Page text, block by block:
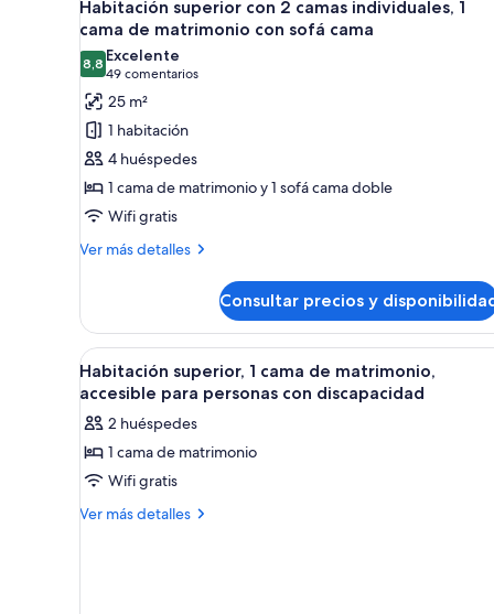
las
habitaciones
todas
las
fotos
de
Habitación
superior
con
2
camas
individuales,
de
matrimonio
con
sofá
cama
Habitación superior con 2 camas individuales, 1
cama de matrimonio con sofá cama
8,88,8 de 10
Excelente
49 comentarios
(49 comentarios)
25 m²
1 habitación
4 huéspedes
1 cama de matrimonio y 1 sofá cama doble
Wifi gratis
Ver más detalles
Más
superior
con
2
camas
individuales,
cama
matrimonio
con
sofá
Consultar precios y
Abrir
todas
las
fotos
de
Habitación
superior,
Minibar, caja fuerte, escritorio
4
Habitación superior, 1 cama de matrimonio,
accesible para personas con discapacidad
2 huéspedes
1 cama de matrimonio
Wifi gratis
Ver más detalles
Más